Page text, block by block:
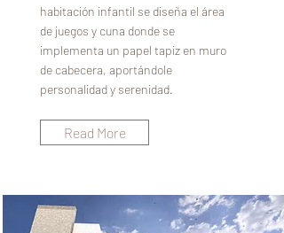
habitación infantil se diseña el área
de juegos y cuna donde se
implementa un papel tapiz en muro
de cabecera, aportándole
personalidad y serenidad.
Read More